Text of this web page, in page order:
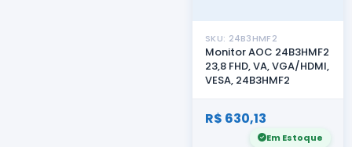
SKU: 24B3HMF2
Monitor AOC 24B3HMF2
23,8 FHD, VA, VGA/HDMI,
VESA, 24B3HMF2
R$ 630,13
Em Estoque